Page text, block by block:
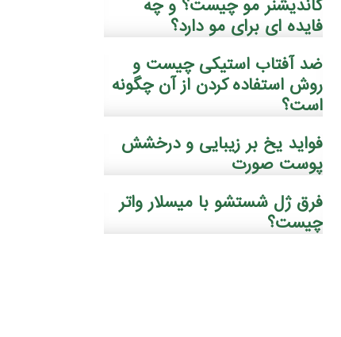
کاندیشنر مو چیست؟ و چه
فایده ‌ای برای مو دارد؟
ضد آفتاب استیکی چیست و
روش استفاده کردن از آن چگونه
است؟
فواید یخ بر زیبایی و درخشش
پوست صورت
فرق ژل شستشو با میسلار واتر
چیست؟